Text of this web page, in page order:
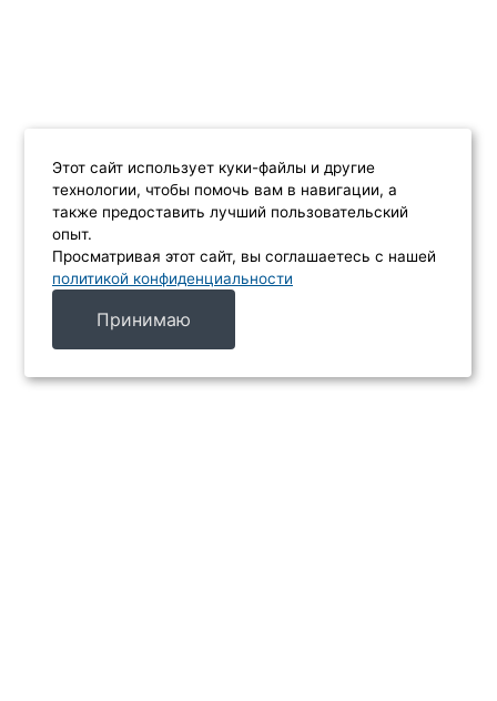
Этот сайт использует куки-файлы и другие
технологии, чтобы помочь вам в навигации, а
также предоставить лучший пользовательский
опыт.
Просматривая этот сайт, вы соглашаетесь с нашей
политикой конфиденциальности
Принимаю